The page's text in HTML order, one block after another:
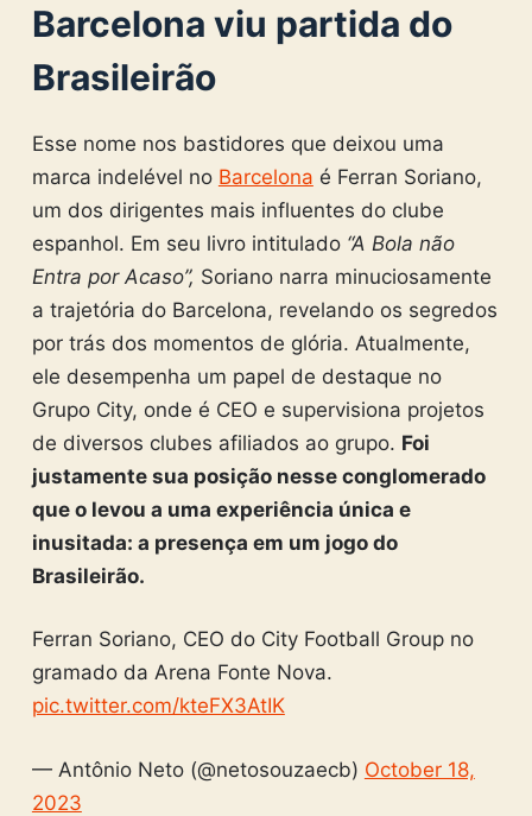
Barcelona viu partida do
Brasileirão
Esse nome nos bastidores que deixou uma
marca indelével no Barcelona é Ferran Soriano,
um dos dirigentes mais influentes do clube
espanhol. Em seu livro intitulado “A Bola não
Entra por Acaso”, Soriano narra minuciosamente
a trajetória do Barcelona, revelando os segredos
por trás dos momentos de glória. Atualmente,
ele desempenha um papel de destaque no
Grupo City, onde é CEO e supervisiona projetos
de diversos clubes afiliados ao grupo. Foi
justamente sua posição nesse conglomerado
que o levou a uma experiência única e
inusitada: a presença em um jogo do
Brasileirão.
Ferran Soriano, CEO do City Football Group no
gramado da Arena Fonte Nova.
pic.twitter.com/kteFX3AtIK
— Antônio Neto (@netosouzaecb) October 18,
2023